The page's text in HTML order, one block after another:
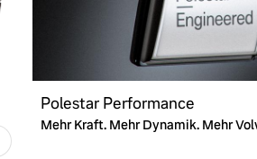
Polestar Performance
Mehr Kraft. Mehr Dynamik. Mehr